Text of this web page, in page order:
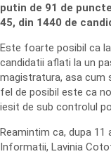
putin de 91 de
45, din 1440 de
Este foarte posibil ca
candidatii aflati la un
magistratura, asa cum
fel de posibil este ca
iesit de sub controlul
Reamintim ca, dupa 11
Informatii, Lavinia